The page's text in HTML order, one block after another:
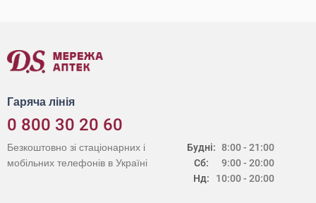
Гаряча лінія
0 800 30 20 60
Будні:
Сб:
Нд:
8:00 - 21:00
9:00 - 20:00
10:00 - 20:00
Безкоштовно зі стаціонарних і
мобільних телефонів в Україні